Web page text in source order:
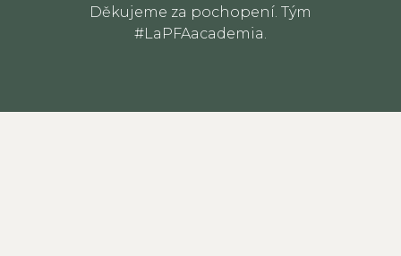
Děkujeme za pochopení. Tým
#LaPFAacademia.